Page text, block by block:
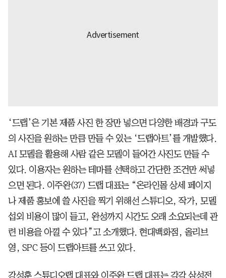
‘드랩’은 기본 제품 사진 한 장만 넣으면 다양한 배경과 구도
의 사진을 원하는 만큼 만들 수 있는 ‘드랩아트’를 개발했다.
AI 모델을 활용해 사람 같은 모델이 들어간 사진도 만들 수
있다. 이용자는 원하는 테마를 선택하고 간단한 조건만 써넣
으면 된다. 이주완(37) 드랩 대표는 “온라인몰 상세 페이지
나 제품 홍보에 쓸 사진을 찍기 위해선 스튜디오, 작가, 모델
섭외 비용이 많이 들고, 완성까지 시간도 오래 소요되는데 관
련 비용을 아낄 수 있다”고 소개했다. 현대백화점, 올리브
영, SPC 등이 드랩아트를 쓰고 있다.
강성훈 스튜디오랩 대표와 이주완 드랩 대표는 각각 삼성전